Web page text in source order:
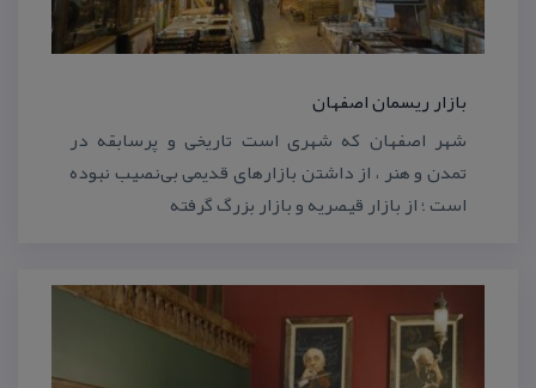
بازار ریسمان اصفهان
شهر اصفهان كه شهری است تاریخی و پرسابقه در
تمدن و هنر ، از داشتن بازارهای قدیمی بی‌نصیب نبوده
است ؛ از بازار قیصریه و بازار بزرگ گرفته